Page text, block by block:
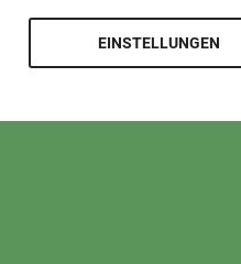
EINSTELLUNGEN